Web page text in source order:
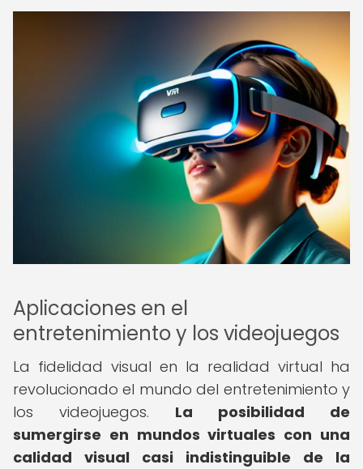
Aplicaciones en el
entretenimiento y los videojuegos
La fidelidad visual en la realidad virtual ha
revolucionado el mundo del entretenimiento y
los videojuegos. La posibilidad de
sumergirse en mundos virtuales con una
calidad visual casi indistinguible de la